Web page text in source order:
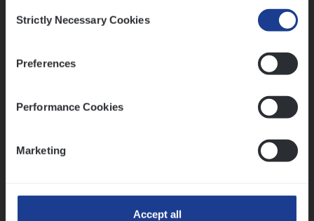
Selection
Strictly Necessary Cookies
Preferences
Performance Cookies
Marketing
Accept all
Vorige Volgende
Mathias houdt van diepgaande dossiers én droge
Thalia zoekt graag oplossingen, in games én op het